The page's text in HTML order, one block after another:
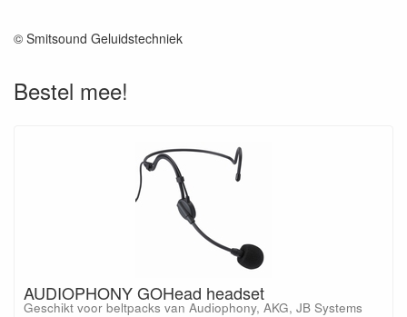
© Smitsound Geluidstechniek
Bestel mee!
AUDIOPHONY GOHead headset
Geschikt voor beltpacks van Audiophony, AKG, JB Systems